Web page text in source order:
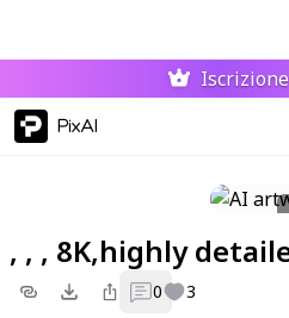
PixAI
, , , 8K,highly
0 3